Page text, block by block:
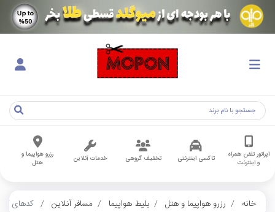
اپراتور تلفن همراه
و اینترنت
تاکسی اینترنتی تخفیف گروهی خدمات آنلاین
رزرو هواپیما و
هتل
خانه رزرو هواپیما و هتل بلیط هواپیما مسافر آنلاین کدهای